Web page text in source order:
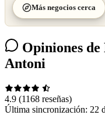
Más negocios cerca
Opiniones
Antoni
4.9 (1168 reseñas)
Última sincronización: 22